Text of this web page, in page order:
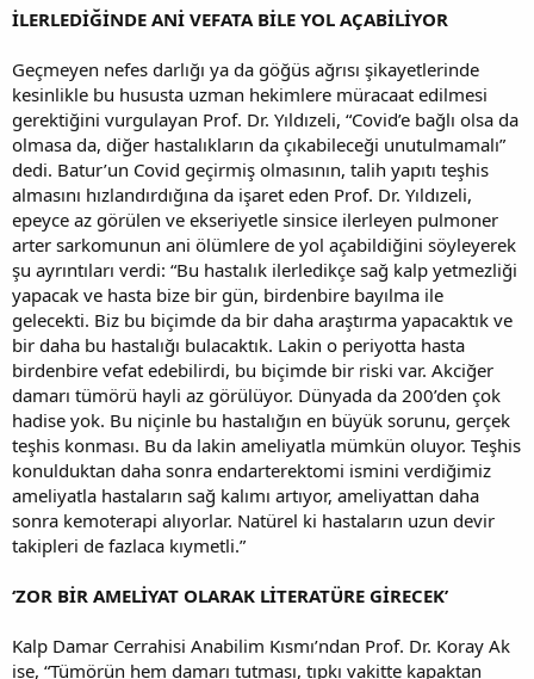
İLERLEDİĞİNDE ANİ VEFATA BİLE YOL AÇABİLİYOR
Geçmeyen nefes darlığı ya da göğüs ağrısı şikayetlerinde
kesinlikle bu hususta uzman hekimlere müracaat edilmesi
gerektiğini vurgulayan Prof. Dr. Yıldızeli, “Covid’e bağlı olsa da
olmasa da, diğer hastalıkların da çıkabileceği unutulmamalı”
dedi. Batur’un Covid geçirmiş olmasının, talih yapıtı teşhis
almasını hızlandırdığına da işaret eden Prof. Dr. Yıldızeli,
epeyce az görülen ve ekseriyetle sinsice ilerleyen pulmoner
arter sarkomunun ani ölümlere de yol açabildiğini söyleyerek
şu ayrıntıları verdi: “Bu hastalık ilerledikçe sağ kalp yetmezliği
yapacak ve hasta bize bir gün, birdenbire bayılma ile
gelecekti. Biz bu biçimde da bir daha araştırma yapacaktık ve
bir daha bu hastalığı bulacaktık. Lakin o periyotta hasta
birdenbire vefat edebilirdi, bu biçimde bir riski var. Akciğer
damarı tümörü hayli az görülüyor. Dünyada da 200’den çok
hadise yok. Bu niçinle bu hastalığın en büyük sorunu, gerçek
teşhis konması. Bu da lakin ameliyatla mümkün oluyor. Teşhis
konulduktan daha sonra endarterektomi ismini verdiğimiz
ameliyatla hastaların sağ kalımı artıyor, ameliyattan daha
sonra kemoterapi alıyorlar. Natürel ki hastaların uzun devir
takipleri de fazlaca kıymetli.”
‘ZOR BİR AMELİYAT OLARAK LİTERATÜRE GİRECEK’
Kalp Damar Cerrahisi Anabilim Kısmı’ndan Prof. Dr. Koray Ak
ise, “Tümörün hem damarı tutması, tıpkı vakitte kapaktan